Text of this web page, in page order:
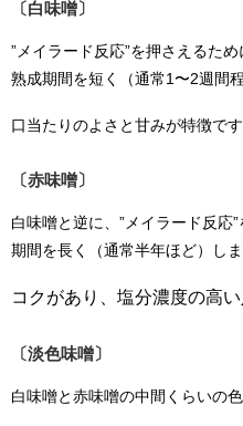
〔白味噌〕
”メイラード反応”を押さえるた
熟成期間を短く（通常1〜2週間
口当たりのよさと甘みが特徴です
〔赤味噌〕
白味噌と逆に、”メイラード反応
期間を長く（通常半年ほど）しま
コクがあり、塩分濃度の高
〔淡色味噌〕
白味噌と赤味噌の中間くらいの色